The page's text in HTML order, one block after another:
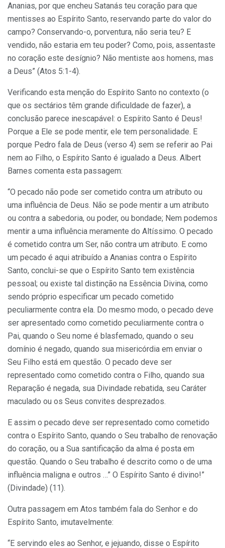
Ananias, por que encheu Satanás teu coração para que
mentisses ao Espírito Santo, reservando parte do valor do
campo? Conservando-o, porventura, não seria teu? E
vendido, não estaria em teu poder? Como, pois, assentaste
no coração este desígnio? Não mentiste aos homens, mas
a Deus” (Atos 5:1-4).
Verificando esta menção do Espírito Santo no contexto (o
que os sectários têm grande dificuldade de fazer), a
conclusão parece inescapável: o Espírito Santo é Deus!
Porque a Ele se pode mentir, ele tem personalidade. E
porque Pedro fala de Deus (verso 4) sem se referir ao Pai
nem ao Filho, o Espírito Santo é igualado a Deus. Albert
Barnes comenta esta passagem:
“O pecado não pode ser cometido contra um atributo ou
uma influência de Deus. Não se pode mentir a um atributo
ou contra a sabedoria, ou poder, ou bondade; Nem podemos
mentir a uma influência meramente do Altíssimo. O pecado
é cometido contra um Ser, não contra um atributo. E como
um pecado é aqui atribuído a Ananias contra o Espírito
Santo, conclui-se que o Espírito Santo tem existência
pessoal; ou existe tal distinção na Essência Divina, como
sendo próprio especificar um pecado cometido
peculiarmente contra ela. Do mesmo modo, o pecado deve
ser apresentado como cometido peculiarmente contra o
Pai, quando o Seu nome é blasfemado, quando o seu
domínio é negado, quando sua misericórdia em enviar o
Seu Filho está em questão. O pecado deve ser
representado como cometido contra o Filho, quando sua
Reparação é negada, sua Divindade rebatida, seu Caráter
maculado ou os Seus convites desprezados.
E assim o pecado deve ser representado como cometido
contra o Espírito Santo, quando o Seu trabalho de renovação
do coração, ou a Sua santificação da alma é posta em
questão. Quando o Seu trabalho é descrito como o de uma
influência maligna e outros …” O Espírito Santo é divino!”
(Divindade) (11).
Outra passagem em Atos também fala do Senhor e do
Espírito Santo, imutavelmente:
“E servindo eles ao Senhor, e jejuando, disse o Espírito